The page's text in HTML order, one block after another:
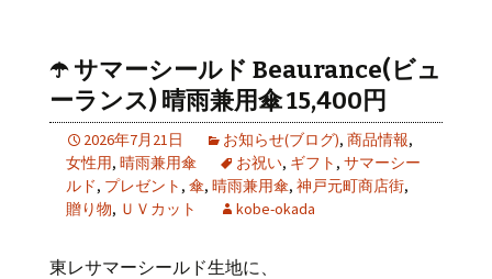
☂️ サマーシールド Beaurance(ビュ
ーランス) 晴雨兼用傘 15,400円
2026年7月21日 お知らせ(ブログ), 商品情報,
女性用, 晴雨兼用傘 お祝い, ギフト , サマーシー
ルド, プレゼント , 傘, 晴雨兼用傘, 神戸元町商店街,
贈り物, ＵＶカット kobe-okada
東レサマーシールド生地に、